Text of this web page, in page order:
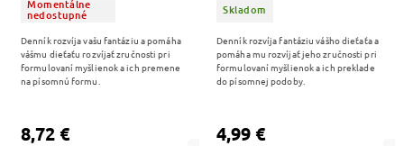
Momentálne
nedostupné
8,72 €
Denník rozvíja vašu fantáziu a pomáha
vášmu dieťaťu rozvíjať zručnosti pri
formulovaní myšlienok a ich premene
na písomnú formu.
Skladom
4,99 €
Denník rozvíja fantáziu vášho dieťaťa a
pomáha mu rozvíjať jeho zručnosti pri
formulovaní myšlienok a ich preklade
do písomnej podoby.